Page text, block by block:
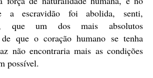
a escravidão foi abolida, senti,
que um dos mais absolutos
de que o coração humano se tenha
não encontraria mais as condições
possível.